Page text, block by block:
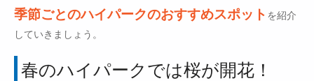
季節ごとのハイパークのおすすめスポット を紹介
していきましょう。
春のハイパークでは桜が開花！